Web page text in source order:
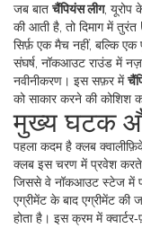
जब बातचैंपियंस लीग, यूरोप
की आती है, तो दिमाग में तुरंत
सिर्फ़ एक मैच नहीं, बल्कि एक
संघर्ष, नॉकआउट राउंड में
नवीनीकरण। इस सफ़र में
को साकार करने की कोशिश
मुख्य घटक
पहला कदम है क्लब
क्लब इस चरण में प्रवेश करते
जिससे वे नॉकआउट स्टेज में
एग्रीमेंट के बाद एग्रीमेंट की
होता है। इस क्रम में